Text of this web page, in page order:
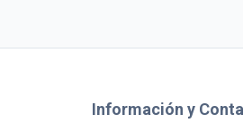
Información y